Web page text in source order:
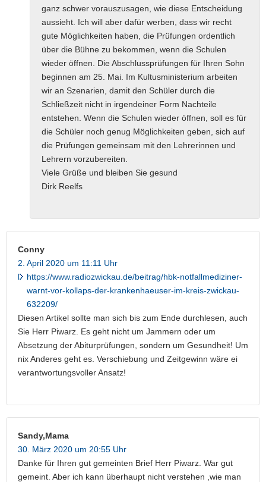
ganz schwer vorauszusagen, wie diese Entscheidung
aussieht. Ich will aber dafür werben, dass wir recht
gute Möglichkeiten haben, die Prüfungen ordentlich
über die Bühne zu bekommen, wenn die Schulen
wieder öffnen. Die Abschlussprüfungen für Ihren Sohn
beginnen am 25. Mai. Im Kultusministerium arbeiten
wir an Szenarien, damit den Schüler durch die
Schließzeit nicht in irgendeiner Form Nachteile
entstehen. Wenn die Schulen wieder öffnen, soll es für
die Schüler noch genug Möglichkeiten geben, sich auf
die Prüfungen gemeinsam mit den Lehrerinnen und
Lehrern vorzubereiten.
Viele Grüße und bleiben Sie gesund
Dirk Reelfs
Conny
2. April 2020 um 11:11 Uhr
https://www.radiozwickau.de/beitrag/hbk-notfallmediziner-
warnt-vor-kollaps-der-krankenhaeuser-im-kreis-zwickau-
632209/
Diesen Artikel sollte man sich bis zum Ende durchlesen, auch
Sie Herr Piwarz. Es geht nicht um Jammern oder um
Absetzung der Abiturprüfungen, sondern um Gesundheit! Um
nix Anderes geht es. Verschiebung und Zeitgewinn wäre ei
verantwortungsvoller Ansatz!
Sandy,Mama
30. März 2020 um 20:55 Uhr
Danke für Ihren gut gemeinten Brief Herr Piwarz. War gut
gemeint. Aber ich kann überhaupt nicht verstehen ,wie man